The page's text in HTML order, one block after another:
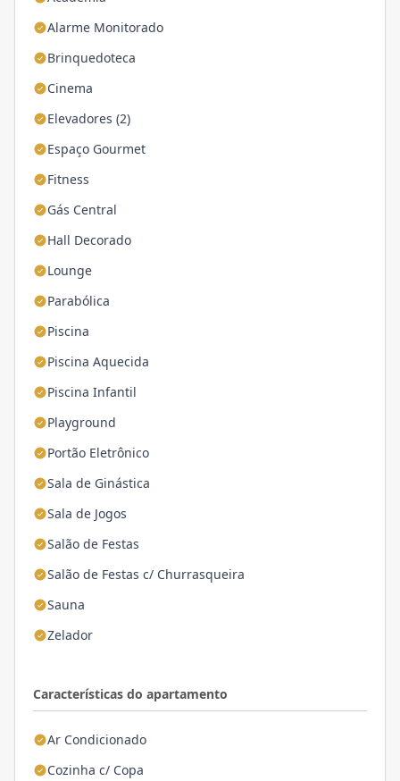
Alarme Monitorado
Brinquedoteca
Cinema
Elevadores (2)
Espaço Gourmet
Fitness
Gás Central
Hall Decorado
Lounge
Parabólica
Piscina
Piscina Aquecida
Piscina Infantil
Playground
Portão Eletrônico
Sala de Ginástica
Sala de Jogos
Salão de Festas
Salão de Festas c/ Churrasqueira
Sauna
Zelador
Características do apartamento
Ar Condicionado
Cozinha c/ Copa